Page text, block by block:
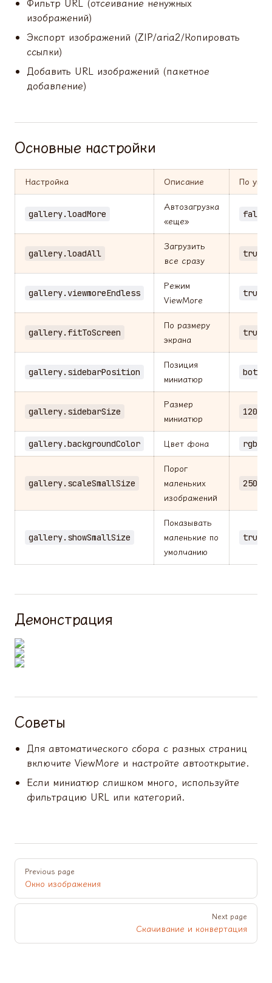
Фильтр URL (отсеивание ненужных
изображений)
Экспорт изображений (ZIP/aria2/Копировать
ссылки)
Добавить URL изображений (пакетное
добавление)
Основные настройки
Настройка Описание По
gallery.loadMore
Автозагрузка
«еще»
false
gallery.loadAll
Загрузить
все сразу
true
gallery.viewmoreEndless
Режим
ViewMore
true
gallery.fitToScreen
По размеру
экрана
true
gallery.sidebarPosition
Позиция
миниатюр
bottom
gallery.sidebarSize
Размер
миниатюр
120
gallery.backgroundColor Цвет фона
gallery.scaleSmallSize
Порог
маленьких
изображений
250
gallery.showSmallSize
Показывать
маленькие по
умолчанию
true
Демонстрация
Советы
Для автоматического сбора с разных страниц
включите ViewMore и настройте автооткрытие.
Если миниатюр слишком много, используйте
фильтрацию URL или категорий.
Pager
Previous page
Окно изображения
Next page
Скачивание и конвертация